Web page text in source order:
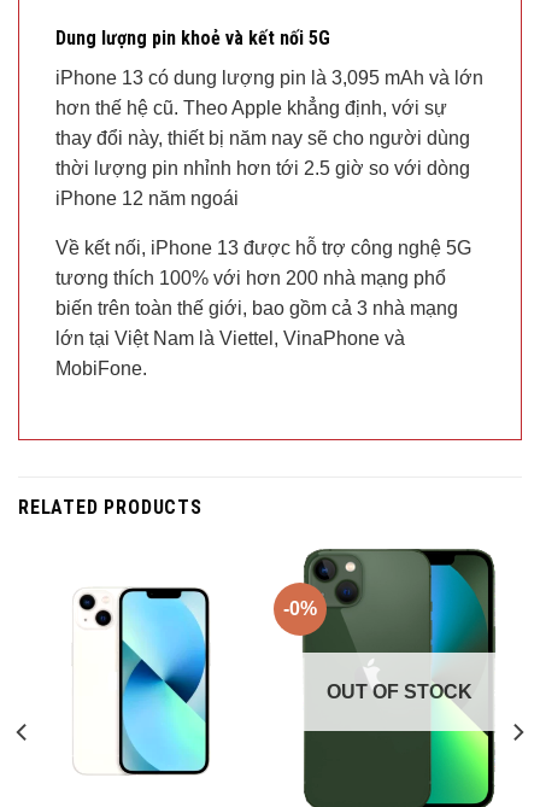
Dung lượng pin khoẻ và kết nối 5G
iPhone 13 có dung lượng pin là 3,095 mAh và lớn
hơn thế hệ cũ. Theo Apple khẳng định, với sự
thay đổi này, thiết bị năm nay sẽ cho người dùng
thời lượng pin nhỉnh hơn tới 2.5 giờ so với dòng
iPhone 12 năm ngoái
Về kết nối, iPhone 13 được hỗ trợ công nghệ 5G
tương thích 100% với hơn 200 nhà mạng phổ
biến trên toàn thế giới, bao gồm cả 3 nhà mạng
lớn tại Việt Nam là Viettel, VinaPhone và
MobiFone.
RELATED PRODUCTS
-0%
Trả góp 0%
OUT OF STOCK